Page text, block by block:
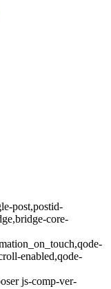
post,postid-
core-
enabled,qode-
js-comp-ver-